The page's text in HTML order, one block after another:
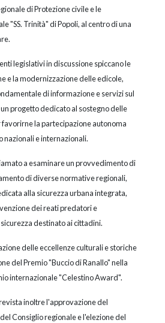
di Protezione civile e le
"SS. Trinità" di Popoli, al centro di una
legislativi in discussione spiccano le
e la modernizzazione delle edicole,
di informazione e servizi sul
progetto dedicato al sostegno delle
la partecipazione autonoma
nazionali e internazionali.
a esaminare un provvedimento di
di diverse normative regionali,
alla sicurezza urbana integrata,
dei reati predatori e
destinato ai cittadini.
delle eccellenze culturali e storiche
del Premio "Buccio di Ranallo" nella
internazionale "Celestino Award".
inoltre l'approvazione del
Consiglio regionale e l'elezione del